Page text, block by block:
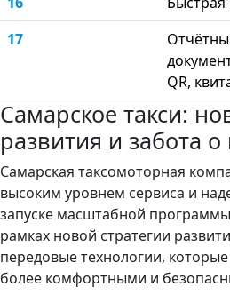
17
QR,
Самарское такси:
развития и забота о
Самарская таксомоторная
высоким уровнем сервиса и
запуске масштабной
рамках новой стратегии
передовые технологии,
более комфортными и